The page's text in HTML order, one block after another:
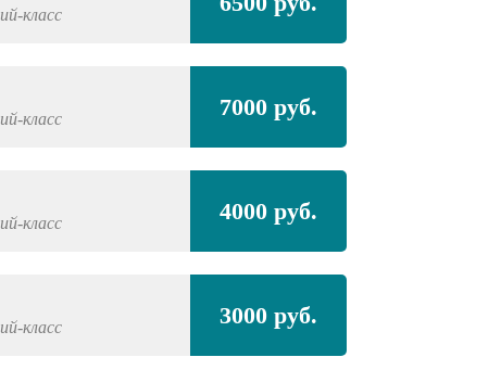
класс
класс 7000 руб.
класс 4000 руб.
класс 3000 руб.